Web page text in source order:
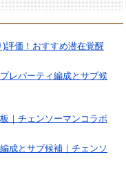
)評価！おすすめ潜在覚醒
レパーティ編成とサブ候
｜チェンソーマンコラボ
成とサブ候補｜チェンソ